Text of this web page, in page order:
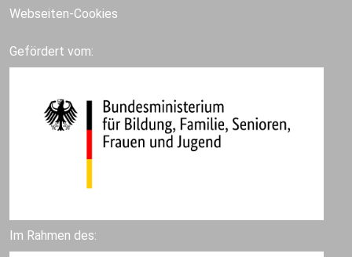
Webseiten-Cookies
Gefördert vom:
Im Rahmen des: